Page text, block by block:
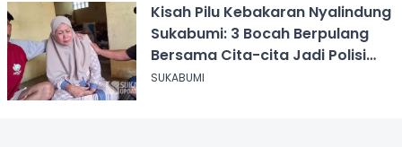
Kisah Pilu Kebakaran Nyalindung
Sukabumi: 3 Bocah Berpulang
Bersama Cita-cita Jadi Polisi
dan Guru
SUKABUMI